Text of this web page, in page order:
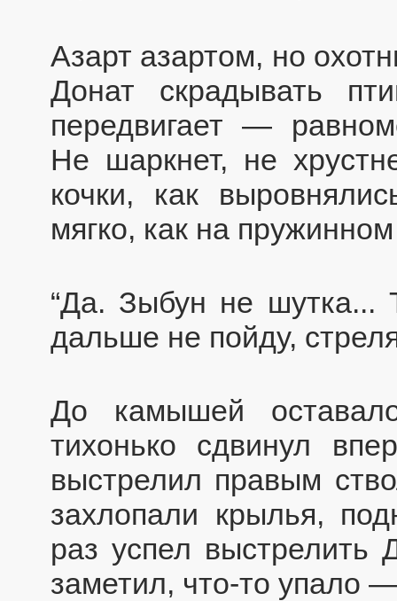
Азарт азартом, но
Донат скрадывать
передвигает —
Не шаркнет, не
кочки, как
мягко, как на
“Да. Зыбун не шутка...
дальше не пойду,
До камышей
тихонько сдвинул
выстрелил правым
захлопали крылья,
раз успел
заметил, что-то упало